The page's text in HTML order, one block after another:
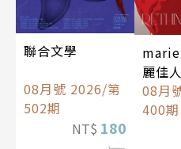
聯合文學
08月號 2026/第
502期
NT$ 180
麗佳人
08月
400期